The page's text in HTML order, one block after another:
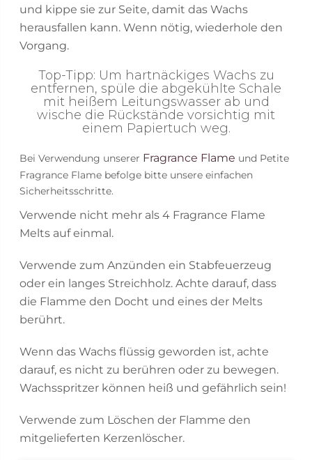
und kippe sie zur Seite, damit das Wachs
herausfallen kann. Wenn nötig, wiederhole den
Vorgang.
Top-Tipp: Um hartnäckiges Wachs zu
entfernen, spüle die abgekühlte Schale
mit heißem Leitungswasser ab und
wische die Rückstände vorsichtig mit
einem Papiertuch weg.
Bei Verwendung unserer Fragrance Flame und Petite
Fragrance Flame befolge bitte unsere einfachen
Sicherheitsschritte.
Verwende nicht mehr als 4 Fragrance Flame
Melts auf einmal.
Verwende zum Anzünden ein Stabfeuerzeug
oder ein langes Streichholz. Achte darauf, dass
die Flamme den Docht und eines der Melts
berührt.
Wenn das Wachs flüssig geworden ist, achte
darauf, es nicht zu berühren oder zu bewegen.
Wachsspritzer können heiß und gefährlich sein!
Verwende zum Löschen der Flamme den
mitgelieferten Kerzenlöscher.